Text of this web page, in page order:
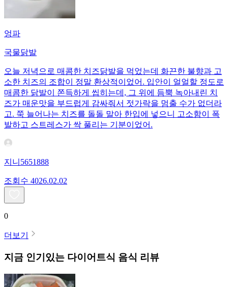
엉파
국물닭발
오늘 저녁으로 매콤한 치즈닭발을 먹었는데 화끈한 불향과 고
소한 치즈의 조합이 정말 환상적이었어. 입안이 얼얼할 정도로
매콤한 닭발이 쫀득하게 씹히는데, 그 위에 듬뿍 녹아내린 치
즈가 매운맛을 부드럽게 감싸줘서 젓가락을 멈출 수가 없더라
고. 쭉 늘어나는 치즈를 돌돌 말아 한입에 넣으니 고소함이 폭
발하고 스트레스가 싹 풀리는 기분이었어.
지니5651888
조회수 4026.02.02
0
더보기
지금 인기있는 다이어트식 음식 리뷰